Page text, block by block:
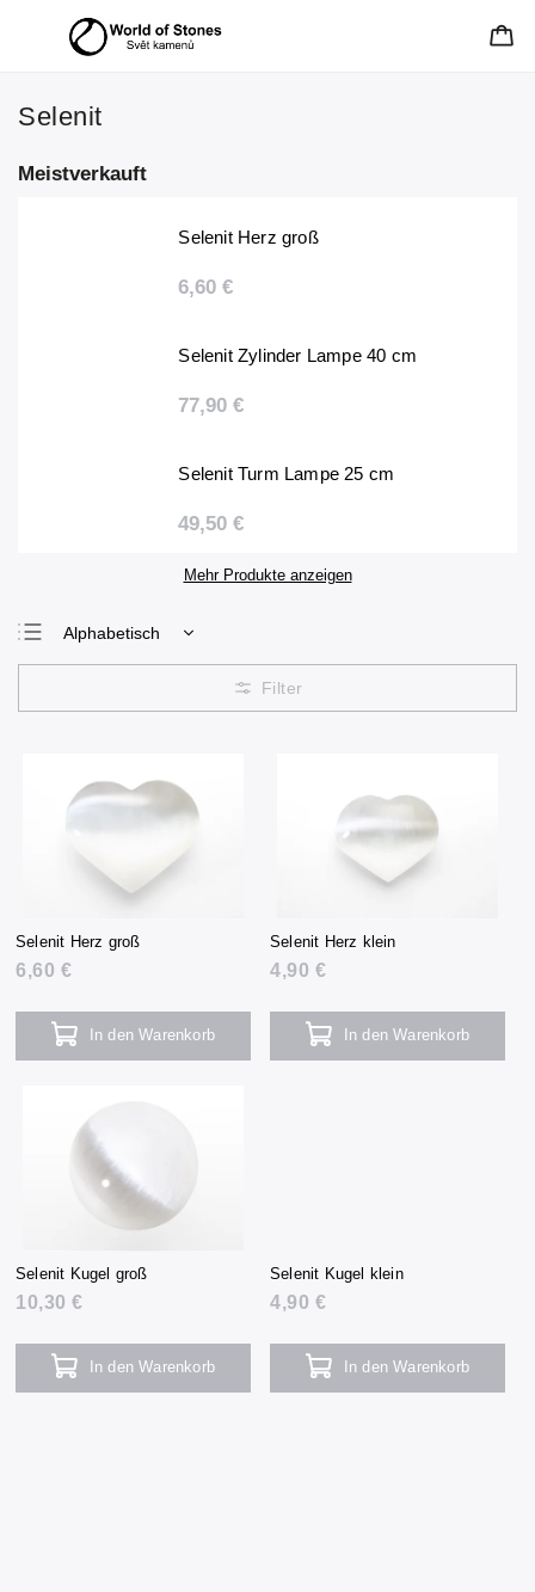
Selenit
Meistverkauft
Selenit Herz groß
6,60 €
Selenit Zylinder Lampe 40 cm
77,90 €
Selenit Turm Lampe 25 cm
49,50 €
Mehr Produkte anzeigen
Alphabetisch
Günstigste
Teuerste
Selenit Herz groß
6,60 €
In den Warenkorb
Selenit Herz klein
4,90 €
In den Warenkorb
Selenit Kugel groß
10,30 €
In den Warenkorb
Selenit Kugel klein
4,90 €
In den Warenkorb